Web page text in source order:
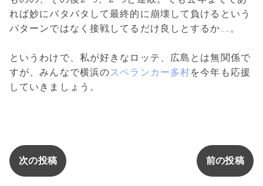
れば妙にバタバタして最終的に崩壊して負けるという
パターンではなく接戦してるだけ良しとするか……。
というわけで、私が好きなロッテ、広島とは無関係で
すが、みんなで横浜のスペランカー多村を今年も応援
していきましょう。
次の投稿 前の投稿